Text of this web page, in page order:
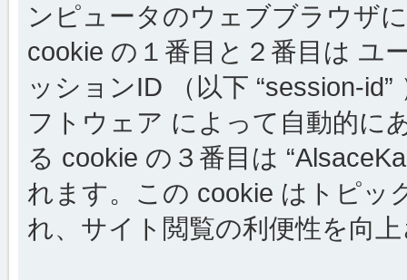
ンピュータのウェブブラウザ
cookie の１番目と２番目は ユ
ッションID （以下 “session-
フトウェア によって自動的に
る cookie の３番目は
れます。この cookie はトピッ
れ、サイト閲覧の利便性を向